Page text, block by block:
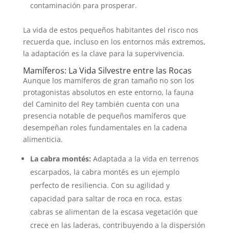
contaminación para prosperar.
La vida de estos pequeños habitantes del risco nos
recuerda que, incluso en los entornos más extremos,
la adaptación es la clave para la supervivencia.
Mamíferos: La Vida Silvestre entre las Rocas
Aunque los mamíferos de gran tamaño no son los
protagonistas absolutos en este entorno, la fauna
del Caminito del Rey también cuenta con una
presencia notable de pequeños mamíferos que
desempeñan roles fundamentales en la cadena
alimenticia.
La cabra montés: Adaptada a la vida en terrenos
escarpados, la cabra montés es un ejemplo
perfecto de resiliencia. Con su agilidad y
capacidad para saltar de roca en roca, estas
cabras se alimentan de la escasa vegetación que
crece en las laderas, contribuyendo a la dispersión